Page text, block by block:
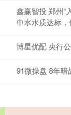
鑫赢智投 郑州“
中水水质达标
博星优配 央行
91微操盘 8年